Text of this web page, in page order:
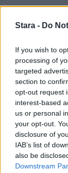
Stara - Do
If you wish to
processing of
targeted
section to
opt-out request
interest-based
us or personal
your opt-out.
disclosure of
IAB’s list of
also be
Downstream
Staran
1